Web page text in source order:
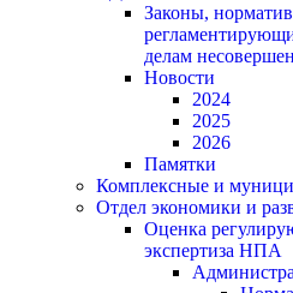
Законы,
делам
Новости
2024
2025
2026
Памятки
Комплексные и
Отдел экономики и
Оценка
экспертиза НПА